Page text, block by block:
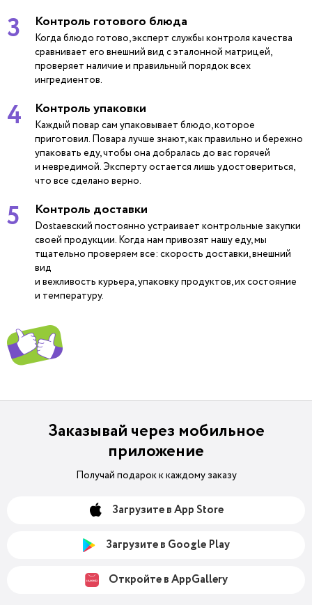
3 Контроль готового блюда
Когда блюдо готово, эксперт службы контроля качества
сравнивает его внешний вид с эталонной матрицей,
проверяет наличие и правильный порядок всех
ингредиентов.
4 Контроль упаковки
Каждый повар сам упаковывает блюдо, которое
приготовил. Повара лучше знают, как правильно и бережно
упаковать еду, чтобы она добралась до вас горячей
и невредимой. Эксперту остается лишь удостовериться,
что все сделано верно.
5 Контроль доставки
Dostaевский постоянно устраивает контрольные закупки
своей продукции. Когда нам привозят нашу еду, мы
тщательно проверяем все: скорость доставки, внешний
вид
и вежливость курьера, упаковку продуктов, их состояние
и температуру.
Заказывай через мобильное
приложение
Получай подарок к каждому заказу
Загрузите в App Store
Загрузите в Google Play
Откройте в AppGallery